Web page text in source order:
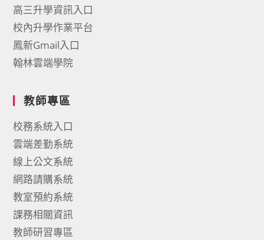
高三升學資訊入口
校內升學作業平台
鳳新Gmail入口
翰林雲端學院
教師專區
校務系統入口
雲端差勤系統
線上公文系統
網路請購系統
教室預約系統
課務相關資訊
教師研習專區